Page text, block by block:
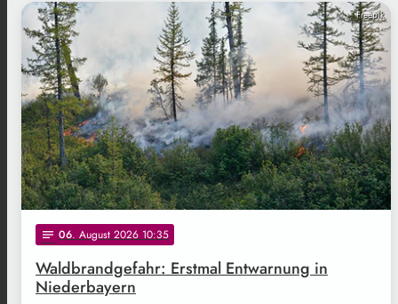
Freepik
notes 06. August 2026 10:35
Waldbrandgefahr: Erstmal Entwarnung in
Niederbayern